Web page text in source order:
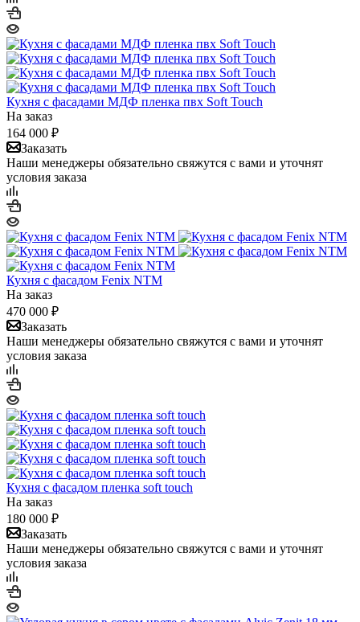
Кухня с фасадами МДФ пленка пвх Soft Touch
На заказ
164 000 ₽
Заказать
Наши менеджеры обязательно свяжутся с вами и уточнят
условия заказа
Кухня с фасадом Fenix NTM
На заказ
470 000 ₽
Заказать
Наши менеджеры обязательно свяжутся с вами и уточнят
условия заказа
Кухня с фасадом пленка soft touch
На заказ
180 000 ₽
Заказать
Наши менеджеры обязательно свяжутся с вами и уточнят
условия заказа